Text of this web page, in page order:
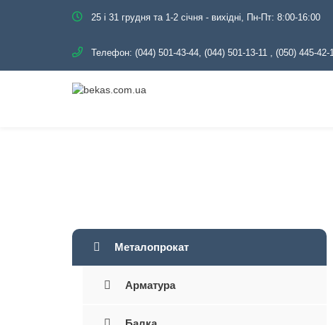
25 і 31 грудня та 1-2 січня - вихідні, Пн-Пт: 8:00-16:00
Телефон: (044) 501-43-44, (044) 501-13-11 , (050) 445-42-
Металопрокат
Арматура